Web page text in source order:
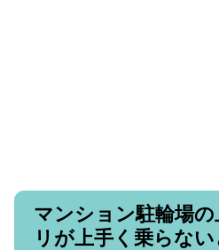
マンション駐輪場
リが上手く乗らな